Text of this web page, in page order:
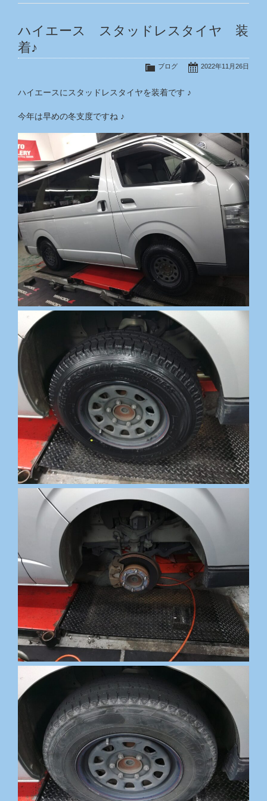
ハイエース スタッドレスタイヤ 装
着♪
2022年11月26日
ブログ
ハイエースにスタッドレスタイヤを装着です ♪
今年は早めの冬支度ですね ♪